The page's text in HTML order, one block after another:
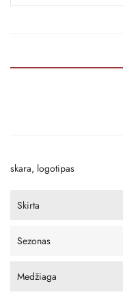
skara, logotipas
Skirta
Sezonas
Medžiaga